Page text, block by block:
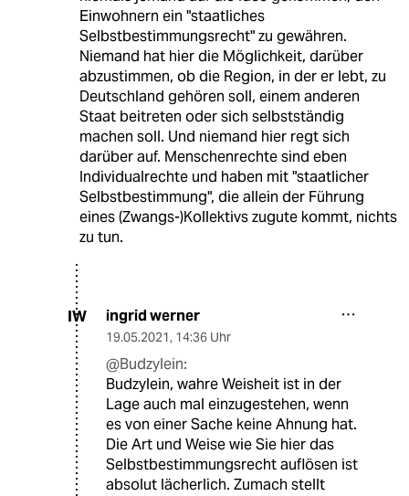
Einwohnern ein "staatliches
Selbstbestimmungsrecht" zu gewähren.
Niemand hat hier die Möglichkeit, darüber
abzustimmen, ob die Region, in der er lebt, zu
Deutschland gehören soll, einem anderen
Staat beitreten oder sich selbstständig
machen soll. Und niemand hier regt sich
darüber auf. Menschenrechte sind eben
Individualrechte und haben mit "staatlicher
Selbstbestimmung", die allein der Führung
eines (Zwangs-)Kollektivs zugute kommt, nichts
zu tun.
IW ingrid werner
19.05.2021, 14:36 Uhr
@Budzylein:
Budzylein, wahre Weisheit ist in der
Lage auch mal einzugestehen, wenn
es von einer Sache keine Ahnung hat.
Die Art und Weise wie Sie hier das
Selbstbestimmungsrecht auflösen ist
absolut lächerlich. Zumach stellt